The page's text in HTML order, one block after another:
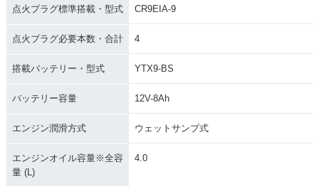
点火プラグ標準搭載・型式 CR9EIA-9
点火プラグ必要本数・合計 4
搭載バッテリー・型式 YTX9-BS
バッテリー容量 12V-8Ah
エンジン潤滑方式 ウェットサンプ式
エンジンオイル容量※全容
量 (L)
4.0